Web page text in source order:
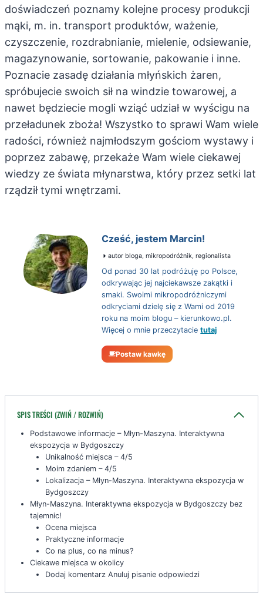
doświadczeń poznamy kolejne procesy produkcji
mąki, m. in. transport produktów, ważenie,
czyszczenie, rozdrabnianie, mielenie, odsiewanie,
magazynowanie, sortowanie, pakowanie i inne.
Poznacie zasadę działania młyńskich żaren,
spróbujecie swoich sił na windzie towarowej, a
nawet będziecie mogli wziąć udział w wyścigu na
przeładunek zboża! Wszystko to sprawi Wam wiele
radości, również najmłodszym gościom wystawy i
poprzez zabawę, przekaże Wam wiele ciekawej
wiedzy ze świata młynarstwa, który przez setki lat
rządził tymi wnętrzami.
Cześć, jestem Marcin!
autor bloga, mikropodróżnik, regionalista
Od ponad 30 lat podróżuję po Polsce,
odkrywając jej najciekawsze zakątki i
smaki. Swoimi mikropodróżniczymi
odkryciami dzielę się z Wami od 2019
roku na moim blogu – kierunkowo.pl.
Więcej o mnie przeczytacietutaj
Postaw kawkę
SPIS TREŚCI (ZWIŃ / ROZWIŃ)
Podstawowe informacje – Młyn-Maszyna. Interaktywna
ekspozycja w Bydgoszczy
Unikalność miejsca – 4/5
Moim zdaniem – 4/5
Lokalizacja – Młyn-Maszyna. Interaktywna ekspozycja w
Bydgoszczy
Młyn-Maszyna. Interaktywna ekspozycja w Bydgoszczy bez
tajemnic!
Ocena miejsca
Praktyczne informacje
Co na plus, co na minus?
Ciekawe miejsca w okolicy
Dodaj komentarz Anuluj pisanie odpowiedzi